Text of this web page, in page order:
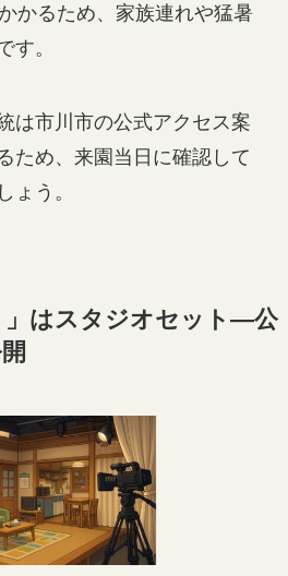
かるため、家族連れや猛暑
す。
は市川市の公式アクセス案
ため、来園当日に確認して
ょう。
」はスタジオセット—公